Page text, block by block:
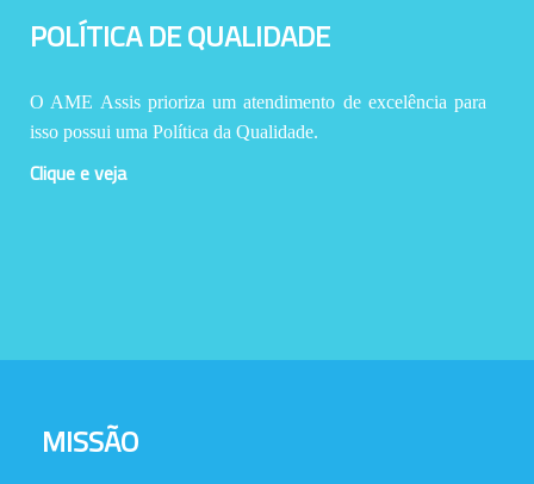
POLÍTICA DE QUALIDADE
O AME Assis prioriza um atendimento de excelência para
isso possui uma Política da Qualidade.
Clique e veja
MISSÃO